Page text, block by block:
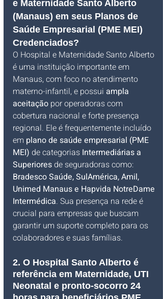
e Maternidade Santo Alberto
(Manaus) em seus Planos de
Saúde Empresarial (PME MEI)
Credenciados?
O Hospital e Maternidade Santo Alberto
é uma instituição importante em
Manaus, com foco no atendimento
materno-infantil, e possui ampla
aceitação por operadoras com
cobertura nacional e forte presença
regional. Ele é frequentemente incluído
em plano de saúde empresarial (PME
MEI) de categorias Intermediárias a
Superiores de seguradoras como:
Bradesco Saúde, SulAmérica, Amil,
Unimed Manaus e Hapvida NotreDame
Intermédica. Sua presença na rede é
crucial para empresas que buscam
garantir um suporte completo para os
colaboradores e suas famílias.
2. O Hospital Santo Alberto é
referência em Maternidade, UTI
Neonatal e pronto-socorro 24